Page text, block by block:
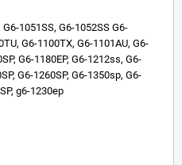
G6-1051SS, G6-1052SS G6-
G6-1100TX, G6-1101AU, G6-
G6-1180EP, G6-1212ss, G6-
G6-1260SP, G6-1350sp, G6-
g6-1230ep